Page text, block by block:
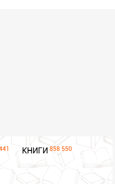
КНИГИ 858 550